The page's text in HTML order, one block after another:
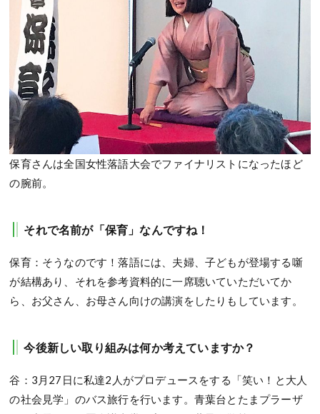
保育さんは全国女性落語大会でファイナリストになったほど
の腕前。
それで名前が「保育」なんですね！
保育：そうなのです！落語には、夫婦、子どもが登場する噺
が結構あり、それを参考資料的に一席聴いていただいてか
ら、お父さん、お母さん向けの講演をしたりもしています。
今後新しい取り組みは何か考えていますか？
谷：3月27日に私達2人がプロデュースをする「笑い！と大人
の社会見学」のバス旅行を行います。青葉台とたまプラーザ